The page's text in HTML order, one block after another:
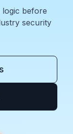
logic before
security